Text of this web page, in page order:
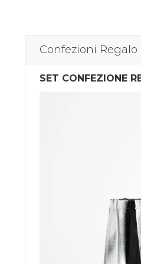
Confezioni Regalo
SET CONFEZIONE